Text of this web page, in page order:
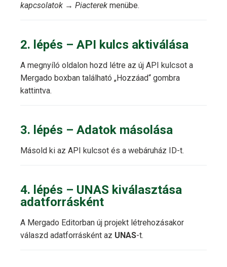
kapcsolatok → Piacterek menübe.
2. lépés – API kulcs aktiválása
A megnyíló oldalon hozd létre az új API kulcsot a
Mergado boxban található „Hozzáad“ gombra
kattintva.
3. lépés – Adatok másolása
Másold ki az API kulcsot és a webáruház ID-t.
4. lépés – UNAS kiválasztása
adatforrásként
A Mergado Editorban új projekt létrehozásakor
válaszd adatforrásként az UNAS-t.